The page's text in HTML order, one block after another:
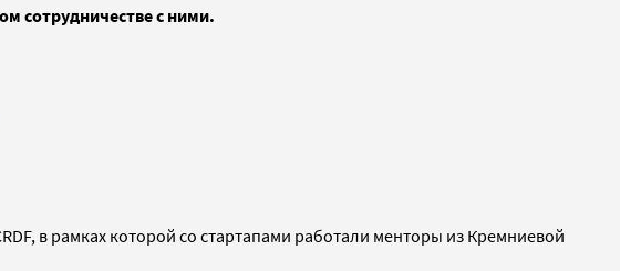
сотрудничестве с ними.
в рамках которой со стартапами работали менторы из Кремниевой